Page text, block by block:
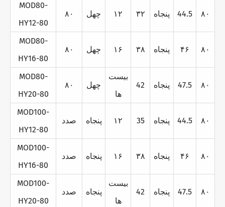
MOD80-
HY12-80
۸۰ چهل ۱۲ ۳۲ پنجاه 44.5 ۸۰
MOD80-
HY16-80
۸۰ چهل ۱۶ ۳۸ پنجاه ۴۶ ۸۰
MOD80-
HY20-80
۸۰ چهل
بيست
ها
42 پنجاه 47.5 ۸۰
MOD100-
HY12-80
صدد پنجاه ۱۲ 35 پنجاه 44.5 ۸۰
MOD100-
HY16-80
صدد پنجاه ۱۶ ۳۸ پنجاه ۴۶ ۸۰
MOD100-
HY20-80
صدد پنجاه
بيست
ها
42 پنجاه 47.5 ۸۰